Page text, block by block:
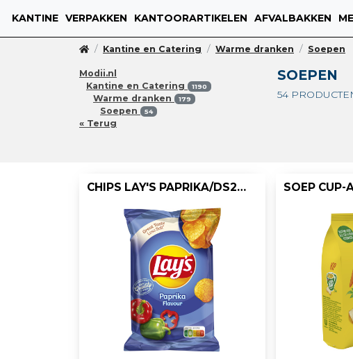
KANTINE VERPAKKEN KANTOORARTIKELEN AFVALBAKKEN
Kantine en Catering Warme dranken Soepen
Modii.nl
Kantine en Catering
1190
Warme dranken 179
Soepen 54
« Terug
SOEPEN
54
CHIPS LAY'S PAPRIKA/DS20X40GR